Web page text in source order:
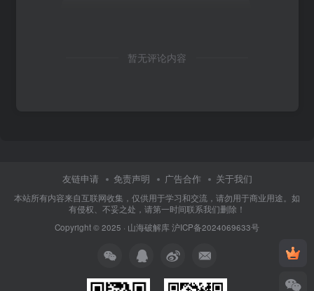
暂无评论内容
友链申请 免责声明 广告合作 关于我们
本站所有内容来自互联网收集，仅供用于学习和交流，请勿用于商业用途。如
有侵权、不妥之处，请第一时间联系我们删除！
Copyright © 2025 · 山海破解库沪ICP备2024069633号